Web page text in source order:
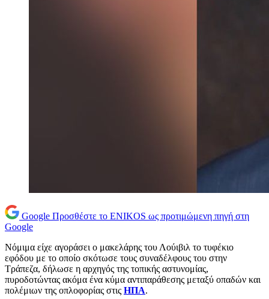
Google Προσθέστε το ENIKOS ως προτιμώμενη πηγή στη
Google
Νόμιμα είχε αγοράσει ο μακελάρης του Λούιβιλ το τυφέκιο
εφόδου με το οποίο σκότωσε τους συναδέλφους του στην
Τράπεζα, δήλωσε η αρχηγός της τοπικής αστυνομίας,
πυροδοτώντας ακόμα ένα κύμα αντιπαράθεσης μεταξύ οπαδών και
πολέμιων της οπλοφορίας στις ΗΠΑ.